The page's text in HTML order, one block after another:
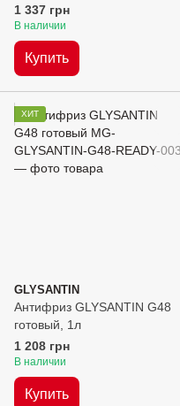
1 337 грн
В наличии
Купить
ХИТ
GLYSANTIN
Антифриз GLYSANTIN G48
готовый, 1л
1 208 грн
В наличии
Купить